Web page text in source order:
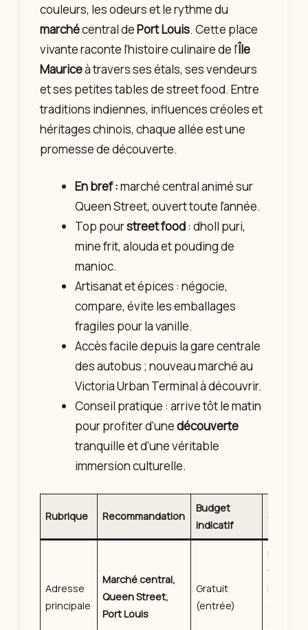
couleurs, les odeurs et le rythme du
marchécentral dePort Louis. Cette place
vivante raconte l’histoire culinaire de l’Île
Mauriceà travers ses étals, ses vendeurs
et ses petites tables de street food. Entre
traditions indiennes, influences créoles et
héritages chinois, chaque allée est une
promesse de découverte.
En bref :marché central animé sur
Queen Street, ouvert toute l’année.
Top pourstreet food: dholl puri,
mine frit, alouda et pouding de
manioc.
Artisanat et épices : négocie,
compare, évite les emballages
fragiles pour la vanille.
Accès facile depuis la gare centrale
des autobus ; nouveau marché au
Victoria Urban Terminal à découvrir.
Conseil pratique : arrive tôt le matin
pour profiter d’unedécouverte
tranquille et d’une véritable
immersion culturelle.
Rubrique Recommandation
Budget
indicatif
Adresse
principale
Marché central,
Queen Street,
Port Louis
Gratuit
(entrée)
Fruits
épices,
street